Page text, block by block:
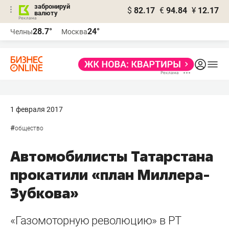
забронируй
валюту
$ 82.17 € 94.84 ¥ 12.17
Челны28.7° Москва24°
1 февраля 2017
#общество
Автомобилисты Татарстана
прокатили «план Миллера-
Зубкова»
«Газомоторную революцию» в РТ